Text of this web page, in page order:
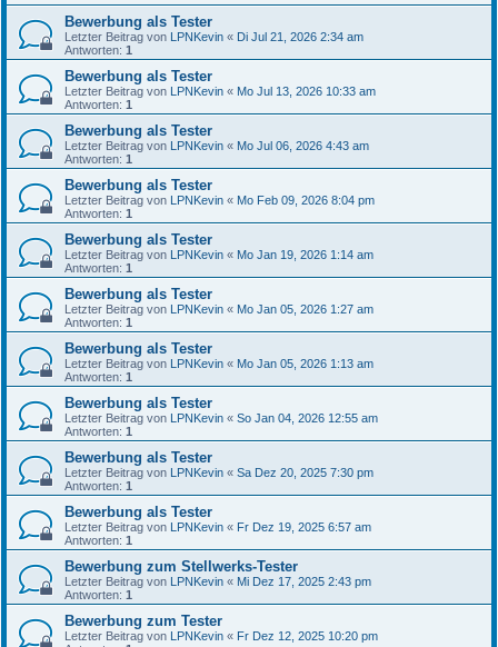
Bewerbung als Tester
Letzter Beitrag von LPNKevin « Di Jul 21, 2026 2:34 am
Antworten: 1
Bewerbung als Tester
Letzter Beitrag von LPNKevin « Mo Jul 13, 2026 10:33 am
Antworten: 1
Bewerbung als Tester
Letzter Beitrag von LPNKevin « Mo Jul 06, 2026 4:43 am
Antworten: 1
Bewerbung als Tester
Letzter Beitrag von LPNKevin « Mo Feb 09, 2026 8:04 pm
Antworten: 1
Bewerbung als Tester
Letzter Beitrag von LPNKevin « Mo Jan 19, 2026 1:14 am
Antworten: 1
Bewerbung als Tester
Letzter Beitrag von LPNKevin « Mo Jan 05, 2026 1:27 am
Antworten: 1
Bewerbung als Tester
Letzter Beitrag von LPNKevin « Mo Jan 05, 2026 1:13 am
Antworten: 1
Bewerbung als Tester
Letzter Beitrag von LPNKevin « So Jan 04, 2026 12:55 am
Antworten: 1
Bewerbung als Tester
Letzter Beitrag von LPNKevin « Sa Dez 20, 2025 7:30 pm
Antworten: 1
Bewerbung als Tester
Letzter Beitrag von LPNKevin « Fr Dez 19, 2025 6:57 am
Antworten: 1
Bewerbung zum Stellwerks-Tester
Letzter Beitrag von LPNKevin « Mi Dez 17, 2025 2:43 pm
Antworten: 1
Bewerbung zum Tester
Letzter Beitrag von LPNKevin « Fr Dez 12, 2025 10:20 pm